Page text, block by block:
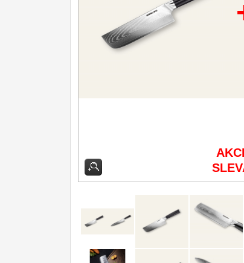
Vykosťovací nože 41
Steakové nože 2
Kuchyňské příslušenství
Nože s pevnou čepelí
Speciální nože
Ostření nožů